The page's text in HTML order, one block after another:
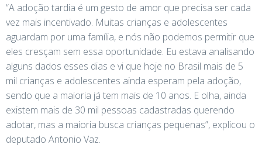
“A adoção tardia é um gesto de amor que precisa ser cada
vez mais incentivado. Muitas crianças e adolescentes
aguardam por uma família, e nós não podemos permitir que
eles cresçam sem essa oportunidade. Eu estava analisando
alguns dados esses dias e vi que hoje no Brasil mais de 5
mil crianças e adolescentes ainda esperam pela adoção,
sendo que a maioria já tem mais de 10 anos. E olha, ainda
existem mais de 30 mil pessoas cadastradas querendo
adotar, mas a maioria busca crianças pequenas”, explicou o
deputado Antonio Vaz.